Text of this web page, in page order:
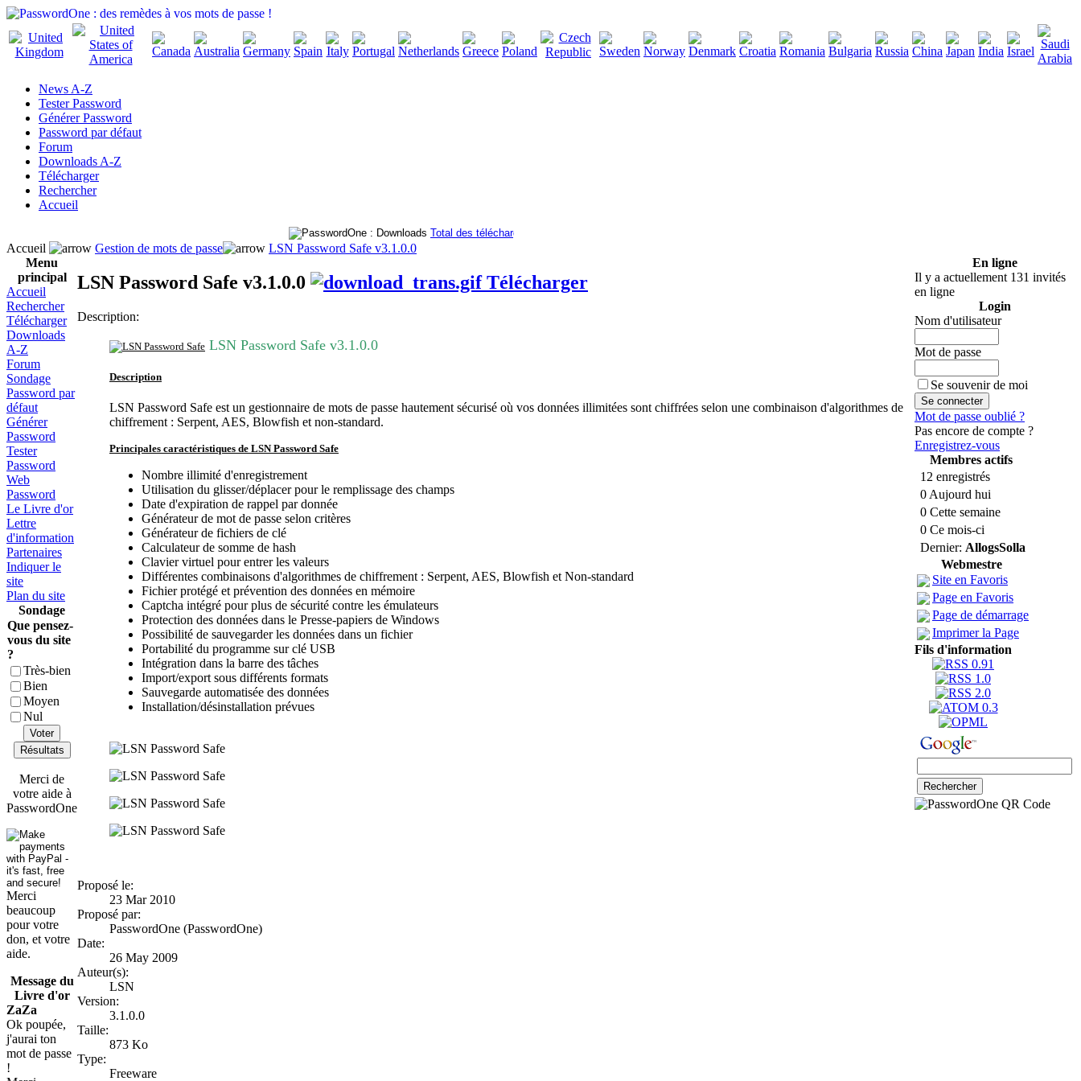
News A-Z
Tester Password
Générer Password
Password par défaut
Forum
Downloads A-Z
Télécharger
Rechercher
Accueil
Total des téléchargements
Accueil
Gestion de mots de passe
LSN Password Safe v3.1.0.0
Menu
principal
Accueil
Rechercher
Télécharger
Downloads
A-Z
Forum
Sondage
Password par
défaut
Générer
Password
Tester
Password
Web
Password
Le Livre d'or
Lettre
d'information
Partenaires
Indiquer le
site
Plan du site
Sondage
Que pensez-
vous du site
?
Très-bien
Bien
Moyen
Nul
Voter
Résultats
Merci de
votre aide à
PasswordOne
Merci
beaucoup
pour votre
don, et votre
aide.
Message du
Livre d'or
ZaZa
Ok poupée,
j'aurai ton
mot de passe
!
LSN Password Safe v3.1.0.0 Télécharger
Description:
LSN Password Safe v3.1.0.0
Description
LSN Password Safe est un gestionnaire de mots de passe hautement sécurisé où vos données illimitées sont chiffrées selon une combinaison d'algorithmes de
chiffrement : Serpent, AES, Blowfish et non-standard.
Principales caractéristiques de LSN Password Safe
Nombre illimité d'enregistrement
Utilisation du glisser/déplacer pour le remplissage des champs
Date d'expiration de rappel par donnée
Générateur de mot de passe selon critères
Générateur de fichiers de clé
Calculateur de somme de hash
Clavier virtuel pour entrer les valeurs
Différentes combinaisons d'algorithmes de chiffrement : Serpent, AES, Blowfish et Non-standard
Fichier protégé et prévention des données en mémoire
Captcha intégré pour plus de sécurité contre les émulateurs
Protection des données dans le Presse-papiers de Windows
Possibilité de sauvegarder les données dans un fichier
Portabilité du programme sur clé USB
Intégration dans la barre des tâches
Import/export sous différents formats
Sauvegarde automatisée des données
Installation/désinstallation prévues
Proposé le:
23 Mar 2010
Proposé par:
PasswordOne (PasswordOne)
Date:
26 May 2009
Auteur(s):
LSN
Version:
3.1.0.0
Taille:
873 Ko
Type:
Freeware
En ligne
Il y a actuellement 131 invités
en ligne
Login
Nom d'utilisateur
Mot de passe
Se souvenir de moi
Mot de passe oublié ?
Pas encore de compte ?
Enregistrez-vous
Membres actifs
12 enregistrés
0 Aujourd hui
0 Cette semaine
0 Ce mois-ci
Dernier: AllogsSolla
Webmestre
Site en Favoris
Page en Favoris
Page de démarrage
Imprimer la Page
Fils d'information